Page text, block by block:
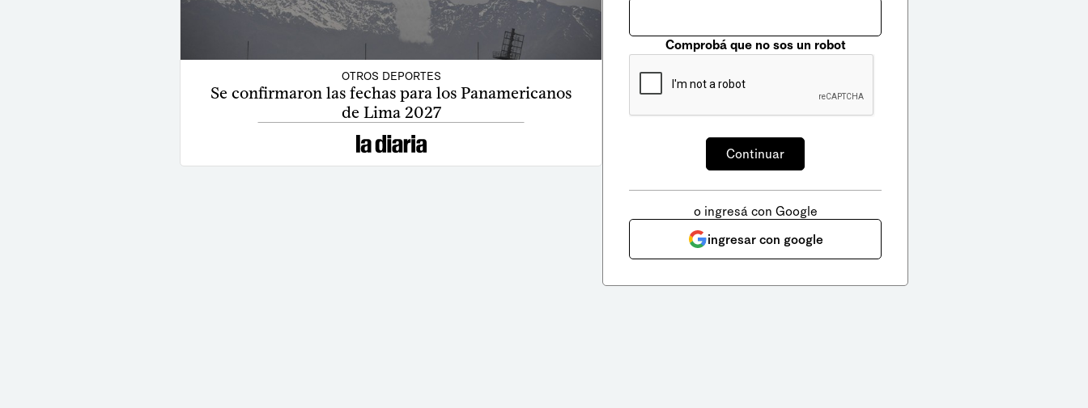
OTROS DEPORTES
Se confirmaron las fechas para los Panamericanos
de Lima 2027
Comprobá que no sos un robot
o ingresá con Google
ingresar con google